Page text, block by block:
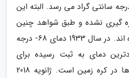
زمستان به 72- درجه سانتی گراد می رسد. البته این
گیری نشده و طبق شواهد چنین
نتیجه گیری را انجام داده اند. در سال 1933 دمای 68- درجه
دمای به ثبت رسیده برای
مناطق مسکونی انسان ها در کره زمین است. ژانویه 2018